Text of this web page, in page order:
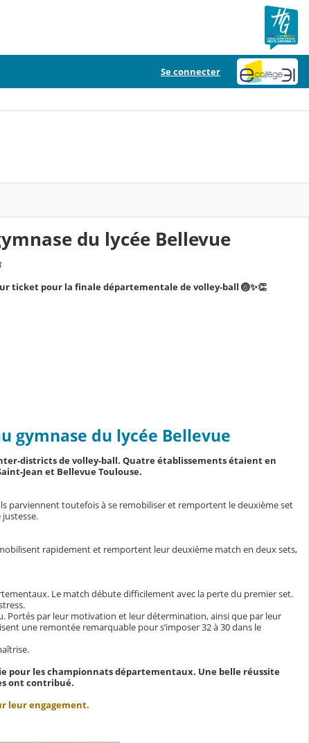
Se connecter
du lycée Bellevue
ticket pour la finale départementale de volley-ball 🏐✨👏
gymnase du lycée Bellevue
districts de volley-ball. Quatre établissements étaient en
Jean et Bellevue Toulouse.
parviennent toutefois à se remobiliser et remportent le deuxième set
rapidement et remportent leur deuxième match en deux sets,
Le match débute difficilement avec la perte du premier set.
Portés par leur motivation et leur détermination, ainsi que par leur
une remontée remarquable pour s’imposer 32 à 30 dans le
pour les championnats départementaux. Une belle réussite
ont contribué.
leur engagement.